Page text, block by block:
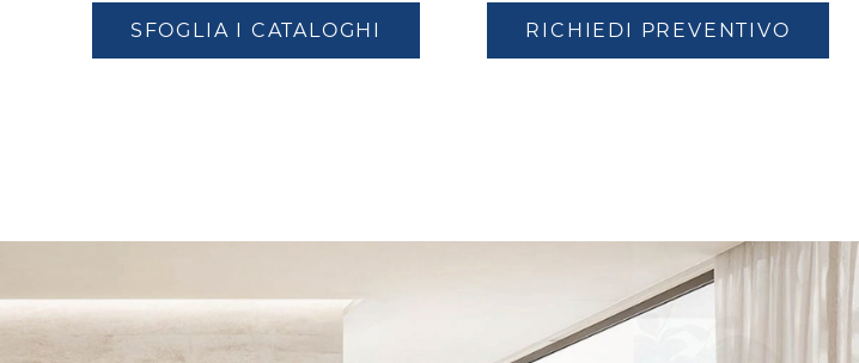
SFOGLIA I CATALOGHI RICHIEDI PREVENTIVO